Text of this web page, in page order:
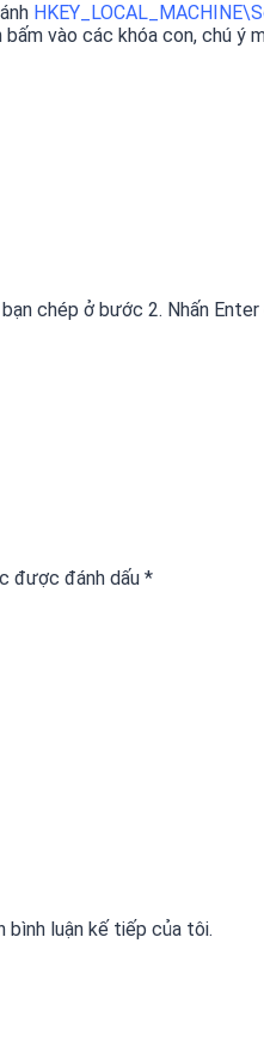
vào các khóa con, chú ý
chép ở bước 2. Nhấn
được đánh dấu *
bình luận kế tiếp của tôi.